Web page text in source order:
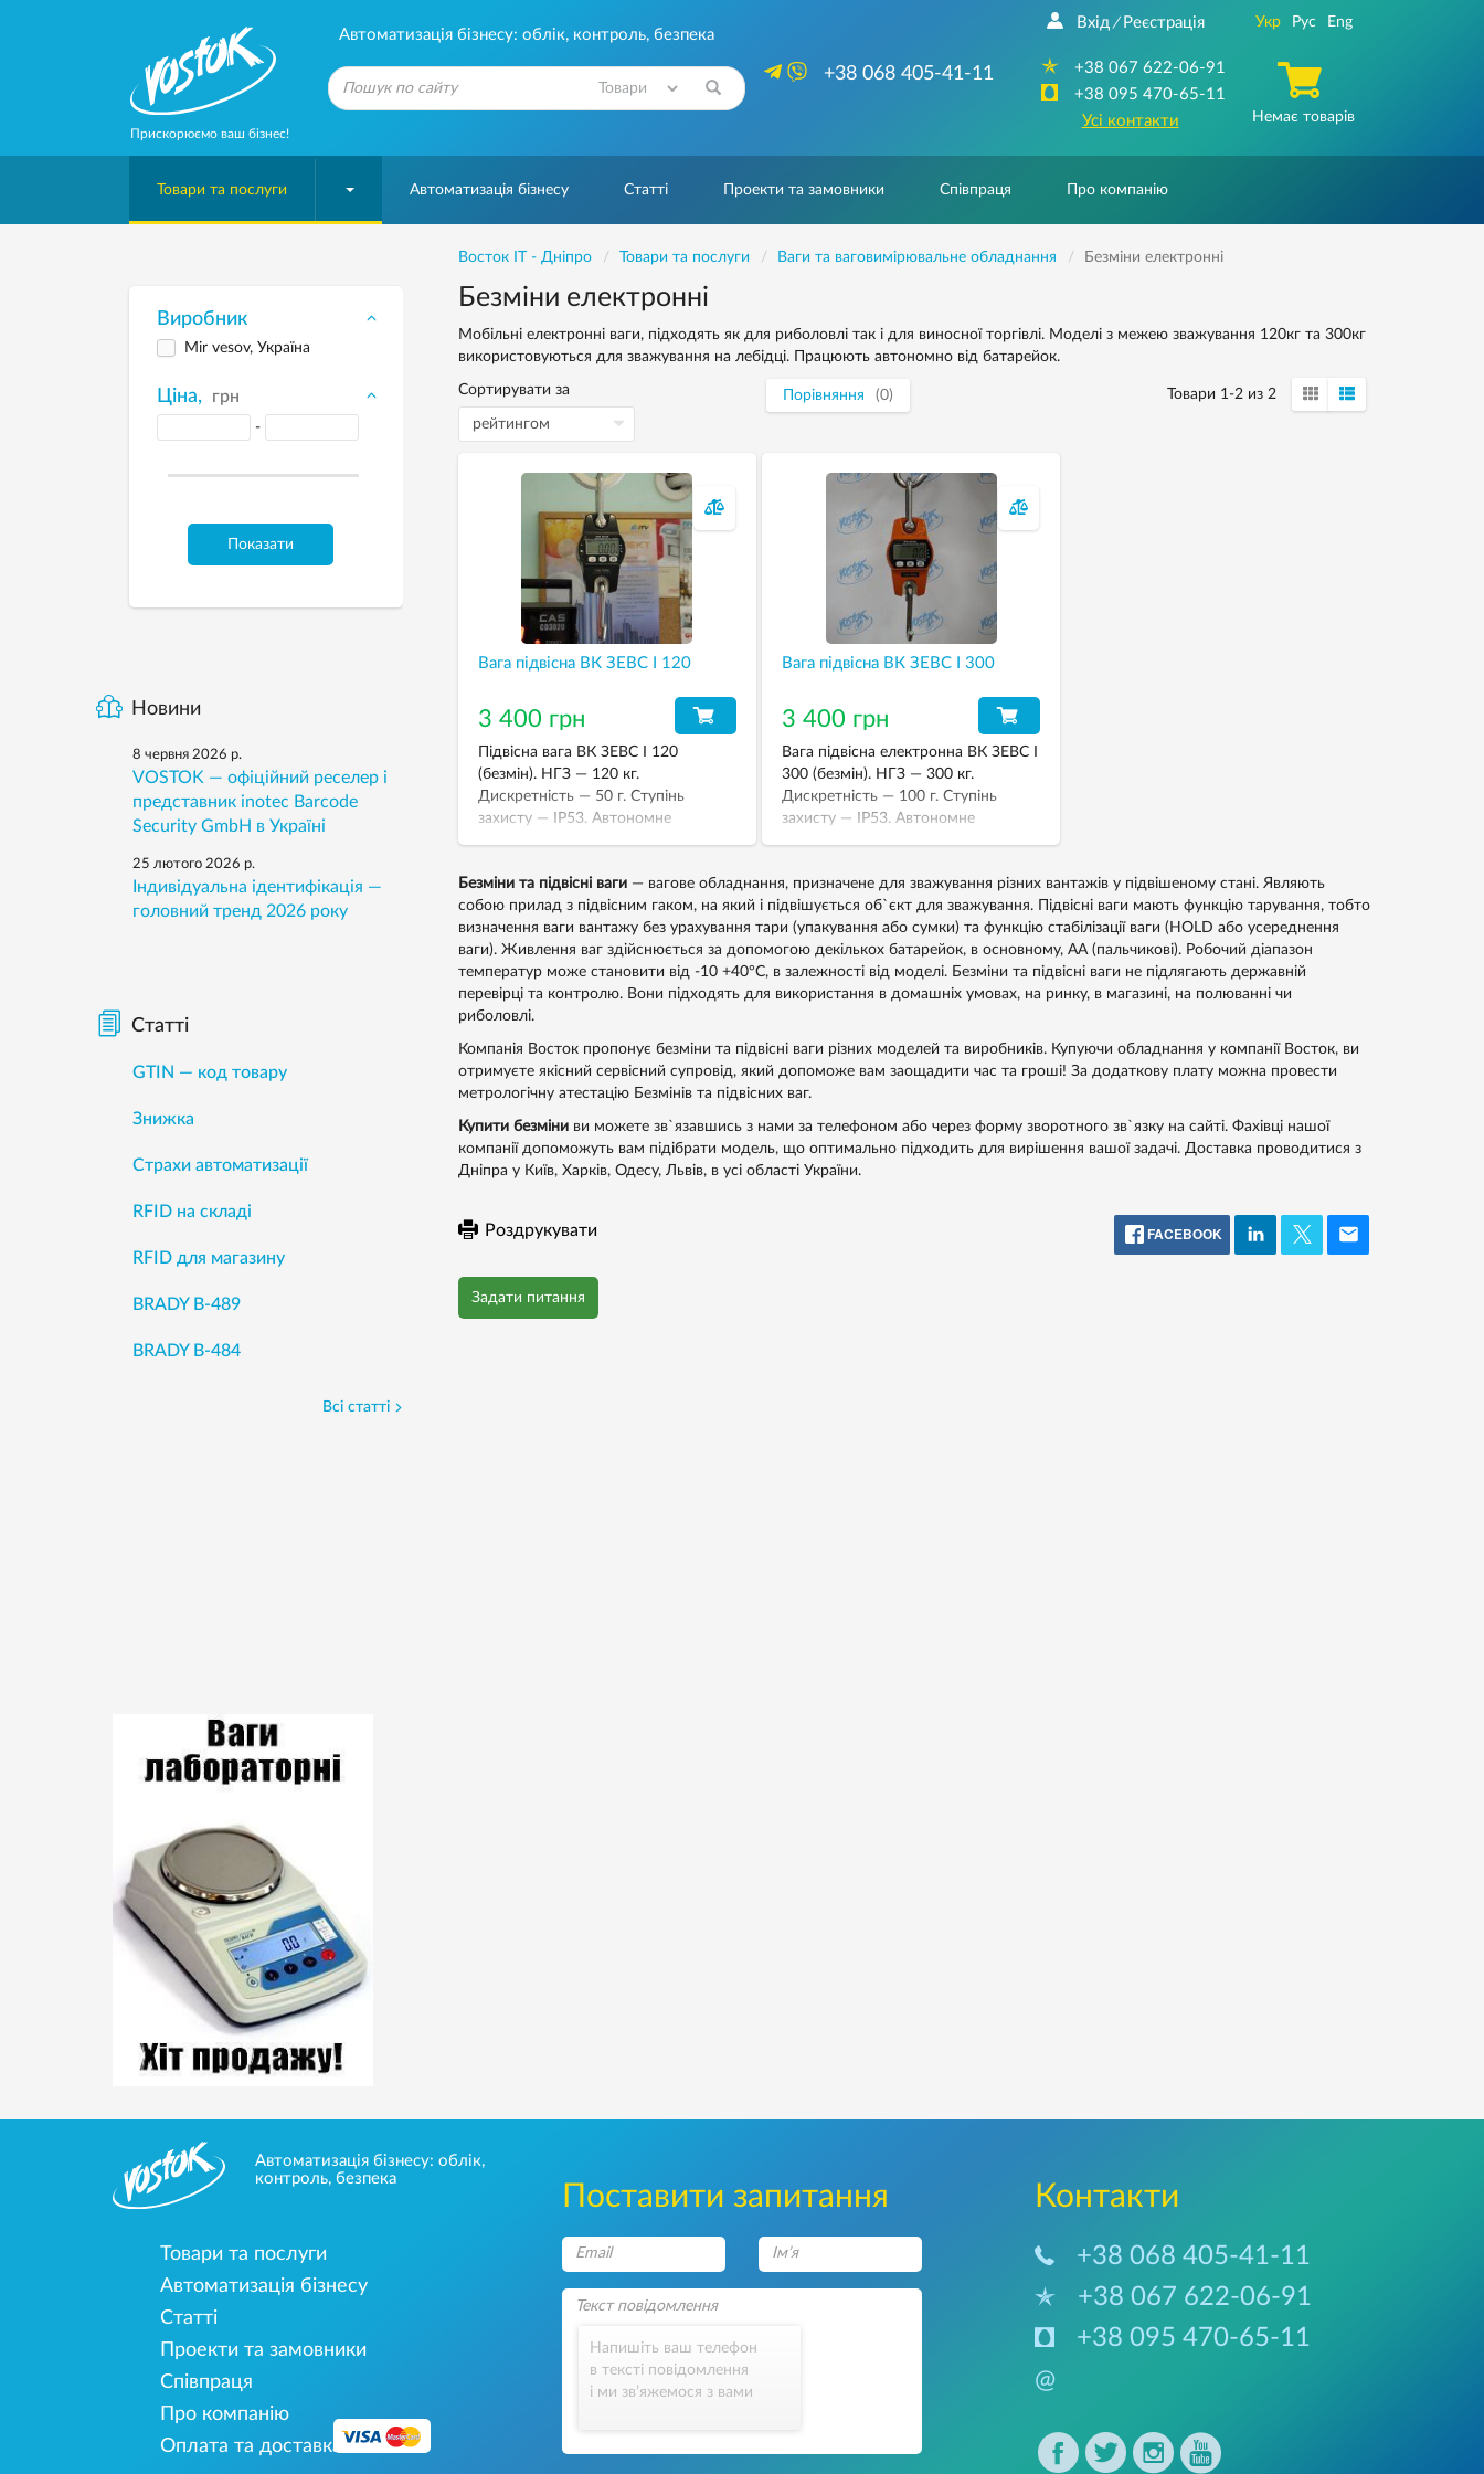
Прискорюємо ваш бізнес!
Автоматизація бізнесу: облік, контроль, безпека
+38 068 405-41-11
Вхід / Реєстрація
+38 067 622-06-91
+38 095 470-65-11
Усі контакти
Укр Рус Eng
Немає товарів
Товари та послуги Автоматизація бізнесу Статті Проекти та замовники Співпраця Про компанію
Восток IT - Дніпро Товари та послуги Ваги та ваговимірювальне обладнання Безміни електронні
Безміни електронні
Мобільні електронні ваги, підходять як для риболовлі так і для виносної торгівлі. Моделі з межею зважування 120кг та 300кг
використовуються для зважування на лебідці. Працюють автономно від батарейок.
Сортирувати за Порівняння (0) Товари 1-2 из 2
Вага підвісна ВК ЗЕВС I 120
3 400 грн
Підвісна вага ВК ЗЕВС I 120
(безмін). НГЗ — 120 кг.
Дискретність — 50 г. Ступінь
захисту — IP53. Автономне
Вага підвісна ВК ЗЕВС І 300
3 400 грн
Вага підвісна електронна ВК ЗЕВС I
300 (безмін). НГЗ — 300 кг.
Дискретність — 100 г. Ступінь
захисту — IP53. Автономне
Безміни та підвісні ваги— вагове обладнання, призначене для зважування різних вантажів у підвішеному стані. Являють
собою прилад з підвісним гаком, на який і підвішується об`єкт для зважування. Підвісні ваги мають функцію тарування, тобто
визначення ваги вантажу без урахування тари (упакування або сумки) та функцію стабілізації ваги (HOLD або усереднення
ваги). Живлення ваг здійснюється за допомогою декількох батарейок, в основному, АА (пальчикові). Робочий діапазон
температур може становити від -10 +40°С, в залежності від моделі. Безміни та підвісні ваги не підлягають державній
перевірці та контролю. Вони підходять для використання в домашніх умовах, на ринку, в магазині, на полюванні чи
риболовлі.
Компанія Восток пропонує безміни та підвісні ваги різних моделей та виробників. Купуючи обладнання у компанії Восток, ви
отримуєте якісний сервісний супровід, який допоможе вам заощадити час та гроші! За додаткову плату можна провести
метрологічну атестацію Безмінів та підвісних ваг.
Купити безміниви можете зв`язавшись з нами за телефоном або через форму зворотного зв`язку на сайті. Фахівці нашої
компанії допоможуть вам підібрати модель, що оптимально підходить для вирішення вашої задачі. Доставка проводитися з
Дніпра у Київ, Харків, Одесу, Львів, в усі області України.
Роздрукувати FACEBOOK
Задати питання
Виробник
Mir vesov, Україна
Ціна, грн
-
Показати
Новини
8 червня 2026 р.
VOSTOK — офіційний реселер і
представник inotec Barcode
Security GmbH в Україні
25 лютого 2026 р.
Індивідуальна ідентифікація —
головний тренд 2026 року
Статті
GTIN — код товару
Знижка
Страхи автоматизації
RFID на складі
RFID для магазину
BRADY B-489
BRADY B-484
Всі статті
Автоматизація бізнесу: облік,
контроль, безпека
Товари та послуги
Автоматизація бізнесу
Статті
Проекти та замовники
Співпраця
Про компанію
Оплата та доставка
Поставити запитання
Напишіть ваш телефон
в тексті повідомлення
і ми зв’яжемося з вами
Контакти
+38 068 405-41-11
+38 067 622-06-91
+38 095 470-65-11
@